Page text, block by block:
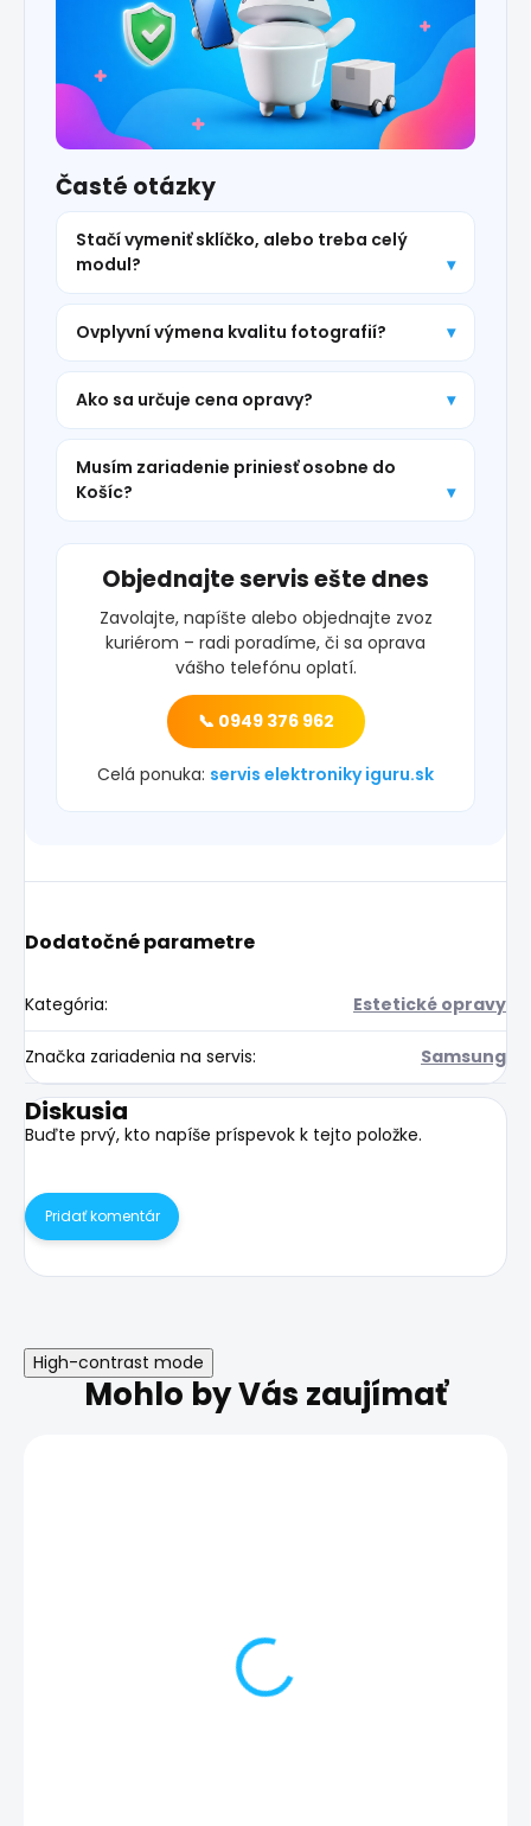
Časté otázky
Stačí vymeniť sklíčko, alebo treba celý
modul?
Ovplyvní výmena kvalitu fotografií?
Ako sa určuje cena opravy?
Musím zariadenie priniesť osobne do
Košíc?
Objednajte servis ešte dnes
Zavolajte, napíšte alebo objednajte zvoz
kuriérom – radi poradíme, či sa oprava
vášho telefónu oplatí.
📞 0949 376 962
Celá ponuka: servis elektroniky iguru.sk
Dodatočné parametre
Kategória: Estetické opravy
Značka zariadenia na servis: Samsung
Diskusia
Buďte prvý, kto napíše príspevok k tejto položke.
Pridať komentár
High-contrast mode
Mohlo by Vás zaujímať
Výmena zadného skla |